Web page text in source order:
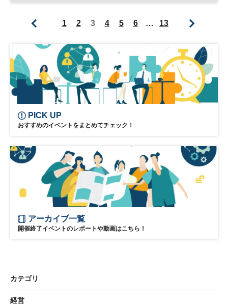
JAPAN SHOP 展示会 参加無料 企業経営
1 2 3 4 5 6 … 13
PICK UP
おすすめのイベントをまとめてチェック！
アーカイブ一覧
開催終了イベントのレポートや動画はこちら！
カテゴリ
経営